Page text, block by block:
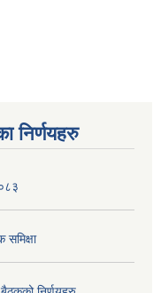
निर्णयहरु
समिक्षा